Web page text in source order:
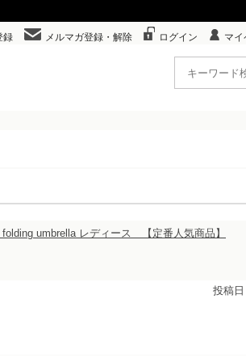
録 メルマガ登録・解除 ログイン マイ
umbrella レディース 【定番人気商品】
投稿日